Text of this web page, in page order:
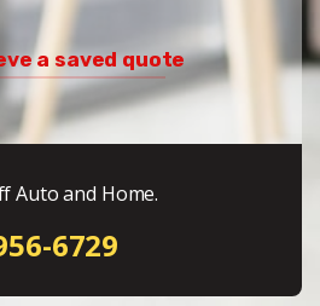
a saved quote
Auto and Home.
6729